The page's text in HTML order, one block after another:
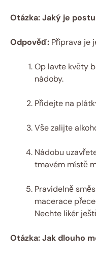
Otázka: Jaký je
Odpověď: Příprava je
Op lavte květy
nádoby.
Přidejte na
Vše zalijte
Nádobu
tmavém místě
Pravidelně
macerace
Nechte likér
Otázka: Jak dlouho